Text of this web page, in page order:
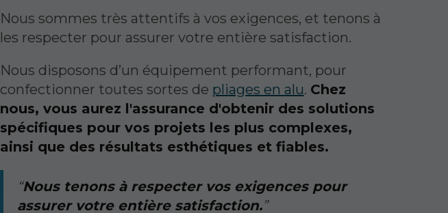
Nous sommes très attentifs à vos exigences, et tenons à
les respecter pour assurer votre entière satisfaction.
Nous disposons d’un équipement performant, pour
confectionner toutes sortes de pliages en alu. Chez
nous, vous aurez l'assurance d'obtenir des solutions
spécifiques pour vos projets les plus complexes,
ainsi que des résultats esthétiques et fiables.
Nous tenons à respecter vos exigences pour
assurer votre entière satisfaction.